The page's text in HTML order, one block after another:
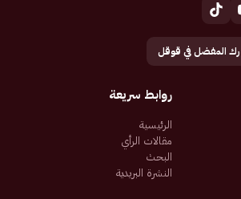
المفضل في قوقل
روابط سريعة
الرئيسية
مقالات الرأي
البحث
النشرة البريدية